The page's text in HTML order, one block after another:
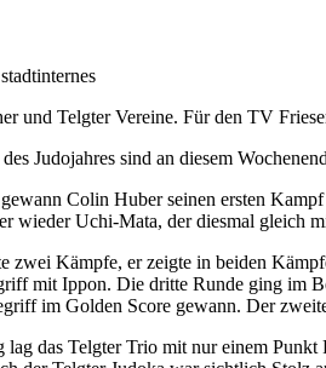
und Telgter Vereine. Für den TV
Judojahres sind an diesem
Colin Huber seinen ersten
wieder Uchi-Mata, der diesmal gleich
zwei Kämpfe, er zeigte in beiden
mit Ippon. Die dritte Runde ging im
im Golden Score gewann. Der
lag das Telgter Trio mit nur einem